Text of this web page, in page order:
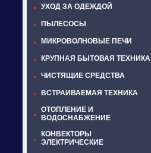
УХОД ЗА ОДЕЖДОЙ
ПЫЛЕСОСЫ
МИКРОВОЛНОВЫЕ ПЕЧИ
КРУПНАЯ БЫТОВАЯ ТЕХНИКА
ЧИСТЯЩИЕ СРЕДСТВА
ВСТРАИВАЕМАЯ ТЕХНИКА
ОТОПЛЕНИЕ И
ВОДОСНАБЖЕНИЕ
КОНВЕКТОРЫ
ЭЛЕКТРИЧЕСКИЕ